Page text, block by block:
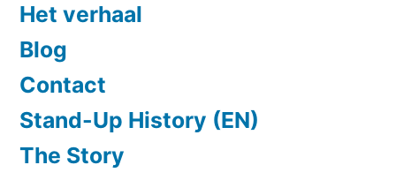
Het verhaal
Blog
Contact
Stand-Up History (EN)
The Story